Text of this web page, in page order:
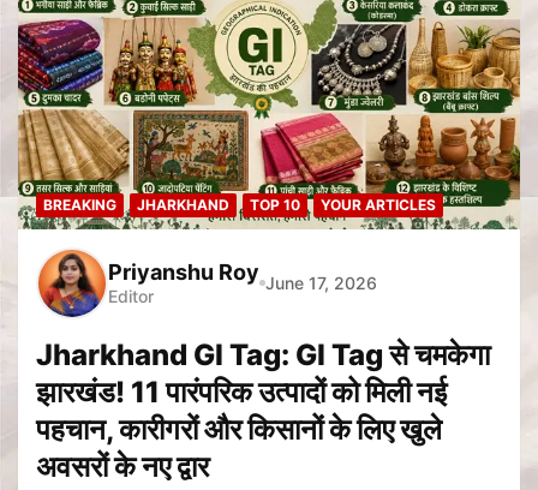
BREAKING JHARKHAND TOP 10 YOUR ARTICLES
Priyanshu Roy
Editor
June 17, 2026
Jharkhand GI Tag: GI Tag से चमकेगा
झारखंड! 11 पारंपरिक उत्पादों को मिली नई
पहचान, कारीगरों और किसानों के लिए खुले
अवसरों के नए द्वार